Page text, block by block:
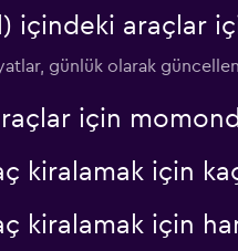
içindeki araçlar
günlük olarak
için
kiralamak için
kiralamak için